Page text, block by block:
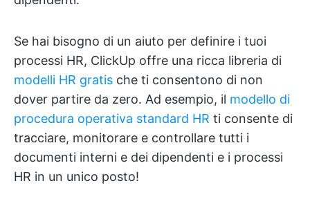
Se hai bisogno di un aiuto per definire i tuoi
processi HR, ClickUp offre una ricca libreria di
modelli HR gratis che ti consentono di non
dover partire da zero. Ad esempio, il modello di
procedura operativa standard HR ti consente di
tracciare, monitorare e controllare tutti i
documenti interni e dei dipendenti e i processi
HR in un unico posto!